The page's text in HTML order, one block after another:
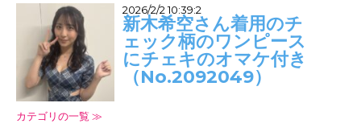
2026/2/2 10:39:2
新木希空さん着用のチ
ェック柄のワンピース
にチェキのオマケ付き
（No.2092049）
カテゴリの一覧 ≫